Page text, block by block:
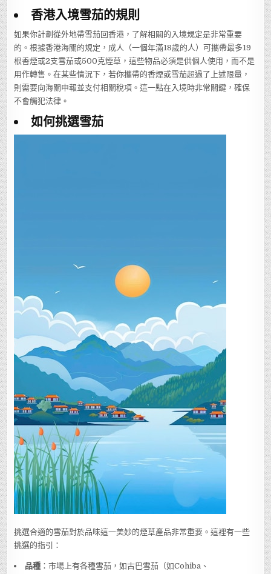
香港入境雪茄的規則
如果你計劃從外地帶雪茄回香港，了解相關的入境規定是非常重要
的。根據香港海關的規定，成人（一個年滿18歲的人）可攜帶最多19
根香煙或2支雪茄或500克煙草，這些物品必須是供個人使用，而不是
用作轉售。在某些情況下，若你攜帶的香煙或雪茄超過了上述限量，
則需要向海關申報並支付相關稅項。這一點在入境時非常關鍵，確保
不會觸犯法律。
如何挑選雪茄
挑選合適的雪茄對於品味這一美妙的煙草產品非常重要。這裡有一些
挑選的指引：
品種 ：市場上有各種雪茄，如古巴雪茄（如Cohiba、